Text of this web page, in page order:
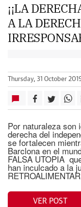
¡¡LA
A LA
Thursday, 31 October
Por naturaleza son
derecha del
se fortalecen
Barclona en el
FALSA UTOPIA
han inculcado a la
VER POST